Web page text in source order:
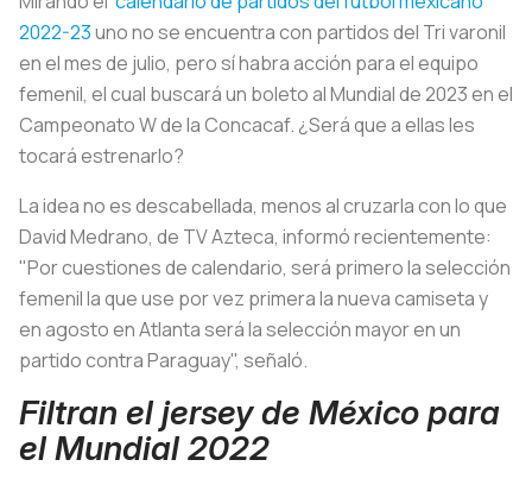
2022-23uno no se encuentra con partidos del Tri varonil
en el mes de julio, pero sí habra acción para el equipo
femenil, el cual buscará un boleto al Mundial de 2023 en el
Campeonato W de la Concacaf. ¿Será que a ellas les
tocará estrenarlo?
La idea no es descabellada, menos al cruzarla con lo que
David Medrano, de TV Azteca, informó recientemente:
"Por cuestiones de calendario, será primero la selección
femenil la que use por vez primera la nueva camiseta y
en agosto en Atlanta será la selección mayor en un
partido contra Paraguay", señaló.
Filtran el jersey de México para
el Mundial 2022